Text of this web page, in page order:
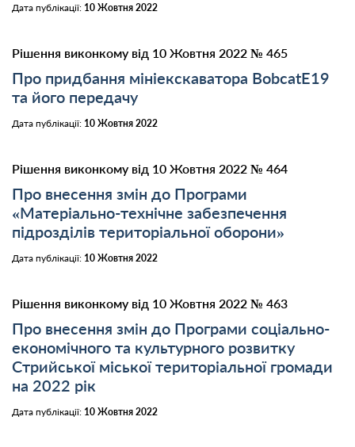
Дата публікації: 10 Жовтня 2022
Рішення виконкому від 10 Жовтня 2022 № 465
Про придбання мініекскаватора BobcatE19
та його передачу
Дата публікації: 10 Жовтня 2022
Рішення виконкому від 10 Жовтня 2022 № 464
Про внесення змін до Програми
«Матеріально-технічне забезпечення
підрозділів територіальної оборони»
Дата публікації: 10 Жовтня 2022
Рішення виконкому від 10 Жовтня 2022 № 463
Про внесення змін до Програми соціально-
економічного та культурного розвитку
Стрийської міської територіальної громади
на 2022 рік
Дата публікації: 10 Жовтня 2022